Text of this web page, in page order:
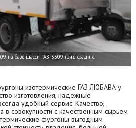
изотермические ГАЗ ЛЮБАВА у
изготовления, надежные
удобный сервис. Качество,
в совокупности с качественным сырьем
фургоны выгодным